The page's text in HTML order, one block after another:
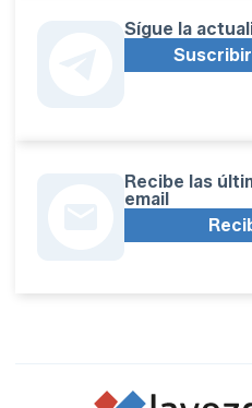
Sígue la
Recibe las
email